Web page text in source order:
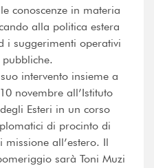
conoscenze in materia
alla politica estera
i suggerimenti operativi
intervento insieme a
novembre all’Istituto
Esteri in un corso
di procinto di
all’estero. Il
sarà Toni Muzi